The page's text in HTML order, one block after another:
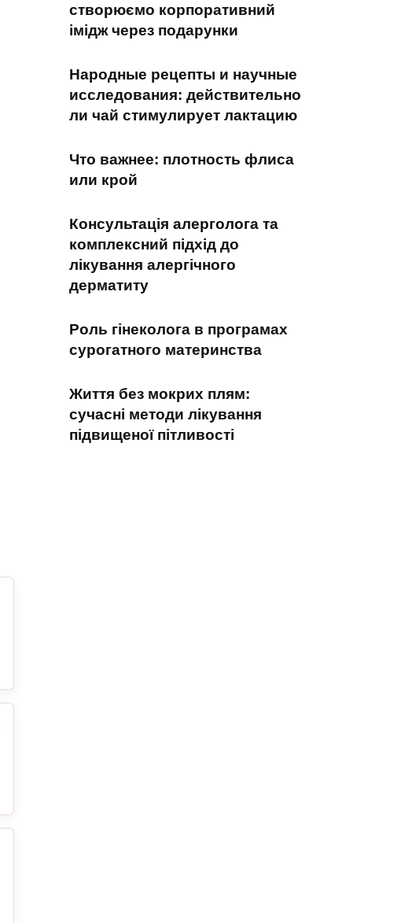
створюємо корпоративний
імідж через подарунки
Народные рецепты и научные
исследования: действительно
ли чай стимулирует лактацию
Что важнее: плотность флиса
или крой
Консультація алерголога та
комплексний підхід до
лікування алергічного
дерматиту
Роль гінеколога в програмах
сурогатного материнства
Життя без мокрих плям:
сучасні методи лікування
підвищеної пітливості